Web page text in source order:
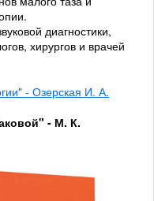
диагностики,
хирургов и врачей
- Озерская И. А.
- М. К.